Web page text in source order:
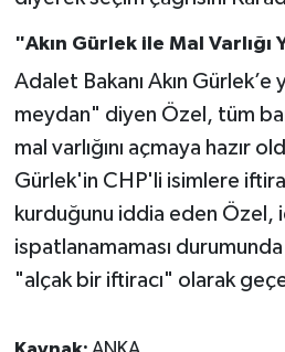
"Akın Gürlek ile Mal Varlığı
Adalet Bakanı Akın
meydan" diyen Özel, tüm
mal varlığını açmaya hazır
Gürlek'in CHP'li isimlere iftira
kurduğunu iddia eden Özel,
ispatlanamaması
"alçak bir iftiracı" olarak